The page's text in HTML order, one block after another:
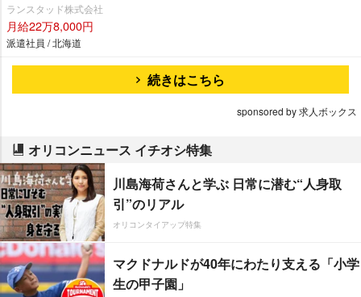
ランスタッド株式会社
月給22万8,000円
派遣社員 / 北海道
続きはこちら
sponsored by 求人ボックス
オリコンニュース イチオシ特集
川島海荷さんと学ぶ 日常に潜む“人身取
引”のリアル
オリコンタイアップ特集
マクドナルドが40年にわたり支える「小学
生の甲子園」